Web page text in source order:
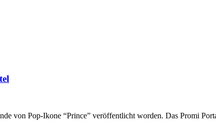
von Pop-Ikone “Prince” veröffentlicht worden. Das Promi